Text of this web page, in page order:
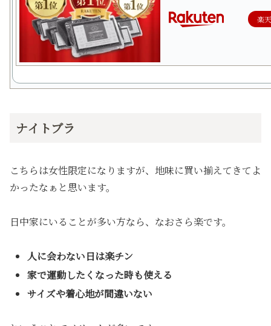
楽
ナイトブラ
こちらは女性限定になりますが、地味に買い揃えてきてよ
かったなぁと思います。
日中家にいることが多い方なら、なおさら楽です。
人に会わない日は楽チン
家で運動したくなった時も使える
サイズや着心地が間違いない